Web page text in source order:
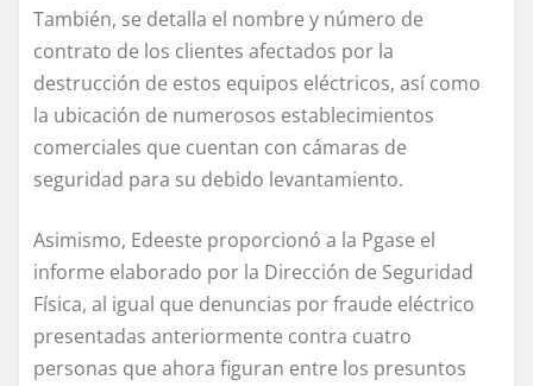
También, se detalla el nombre y número de
contrato de los clientes afectados por la
destrucción de estos equipos eléctricos, así como
la ubicación de numerosos establecimientos
comerciales que cuentan con cámaras de
seguridad para su debido levantamiento.
Asimismo, Edeeste proporcionó a la Pgase el
informe elaborado por la Dirección de Seguridad
Física, al igual que denuncias por fraude eléctrico
presentadas anteriormente contra cuatro
personas que ahora figuran entre los presuntos